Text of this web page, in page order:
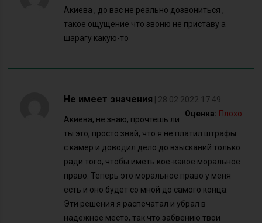
Акиева , до вас не реально дозвониться ,
такое ощущение что звоню не приставу а
шарагу какую-то
Не имеет значения
| 28.02.2022 17:49
Оценка: Плохо
Акиева, не знаю, прочтешь ли
ты это, просто знай, что я не платил штрафы
с камер и доводил дело до взысканий только
ради того, чтобы иметь кое-какое моральное
право. Теперь это моральное право у меня
есть и оно будет со мной до самого конца.
Эти решения я распечатал и убрал в
надежное место, так что забвению твои